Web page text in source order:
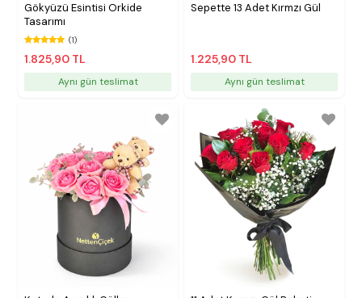
Gökyüzü Esintisi Orkide
Tasarımı
(1)
1.825,90 TL
Aynı gün teslimat
Sepette 13 Adet Kırmzı Gül
1.225,90 TL
Aynı gün teslimat